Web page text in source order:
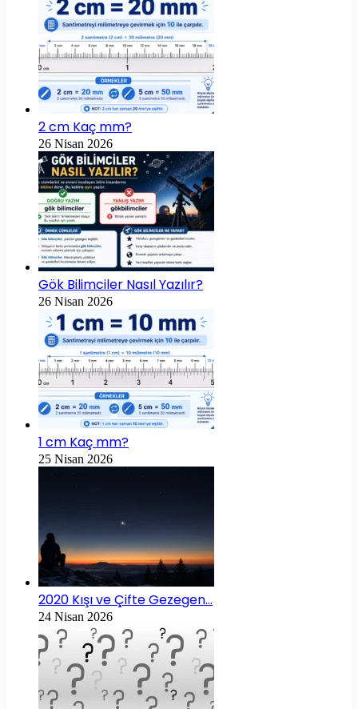
2 cm Kaç mm?
26 Nisan 2026
Gök Bilimciler Nasıl Yazılır?
26 Nisan 2026
1 cm Kaç mm?
25 Nisan 2026
2020 Kışı ve Çifte Gezegen…
24 Nisan 2026